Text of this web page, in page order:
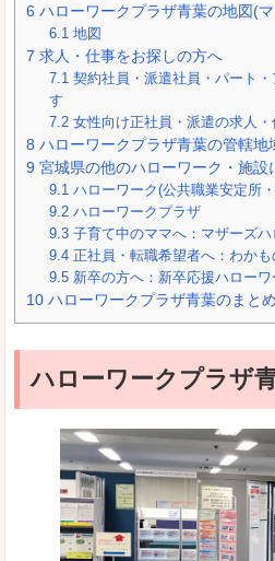
6 ハローワークプラザ青葉の地図(
6.1 地図
7 求人・仕事をお探しの方へ
7.1 契約社員・派遣社員・パート
す
7.2 女性向け正社員・派遣の求人・
8 ハローワークプラザ青葉の管轄地
9 宮城県の他のハローワーク・施設
9.1 ハローワーク(公共職業安定所
9.2 ハローワークプラザ
9.3 子育て中のママへ：マザーズハ
9.4 正社員・転職希望者へ：わかも
9.5 新卒の方へ：新卒応援ハローワ
10 ハローワークプラザ青葉のまとめ
ハローワークプラザ